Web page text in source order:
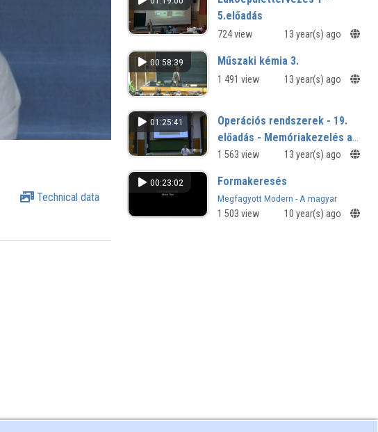
Technical data
5.előadás
724 view 13 year(s) ago
00:58:39 Műszaki kémia 3.
1 491 view 13 year(s) ago
01:25:41
Operációs rendszerek - 19.
előadás - Memóriakezelés a
Windowsban
1 563 view 13 year(s) ago
00:23:02 Formakeresés
Megfagyott Modern - A magyar
héjépítészet aranykora
1 503 view 10 year(s) ago